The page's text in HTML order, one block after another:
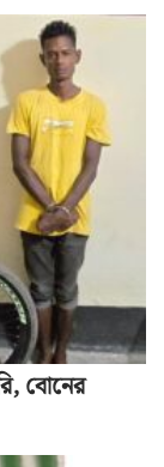
বোনের